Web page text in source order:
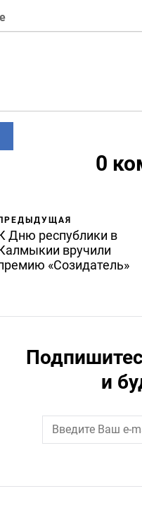
0
Дню республики в
вручили
«Созидатель»
и